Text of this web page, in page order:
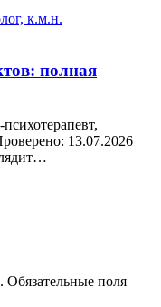
к.м.н.
полная
13.07.2026
Обязательные поля